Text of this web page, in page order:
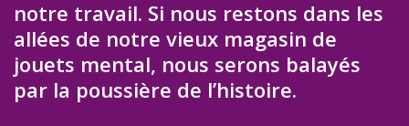
notre travail. Si nous restons dans les
allées de notre vieux magasin de
jouets mental, nous serons balayés
par la poussière de l’histoire.